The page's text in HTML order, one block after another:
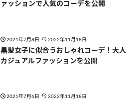
ァッションで人気のコーデを公開
2021年7月8日 2022年11月18日
黒髪女子に似合うおしゃれコーデ！大人
カジュアルファッションを公開
2021年7月6日 2022年11月18日